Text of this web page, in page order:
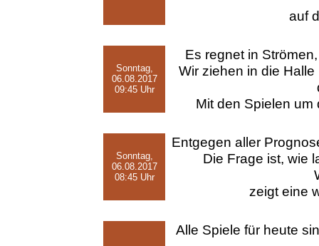
auf
Sonntag,
06.08.2017
09:45 Uhr
Es regnet in
Wir ziehen in die
Mit den Spielen um
Sonntag,
06.08.2017
08:45 Uhr
Entgegen aller
Die Frage ist, wie
zeigt eine
Alle Spiele für heute